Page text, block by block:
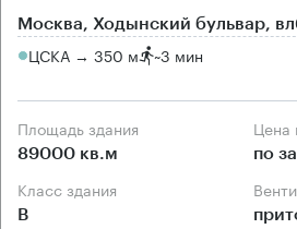
Москва, Ходынский бульвар,
ЦСКА → 350 м ~3 мин
Площадь здания
89000 кв.м по
Класс здания
B